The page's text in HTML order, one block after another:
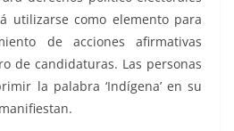
utilizarse como elemento para
de acciones afirmativas
de candidaturas. Las personas
la palabra ‘Indígena’ en su